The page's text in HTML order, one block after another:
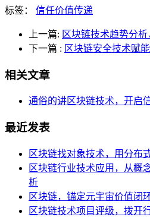
标签： 信任价值传递
上一篇: 区块链技术趋势分
下一篇 : 区块链安全技术赋
相关文章
通俗的讲区块链技术，开启
最近发表
区块链找对象技术，用分布
区块链行业技术应用，从概
析
区块链，锚定元宇宙价值闭
区块链技术项目评级，拨开